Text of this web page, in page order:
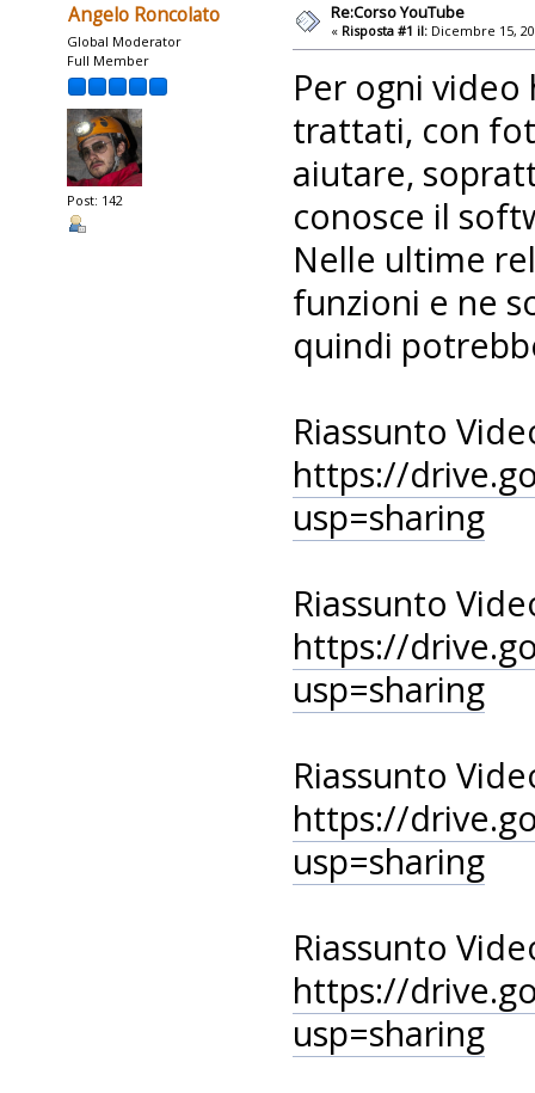
Angelo Roncolato
Global Moderator
Full Member
Post: 142
Re:Corso YouTube
« Risposta #1 il: Dicembre 15,
Per ogni
trattati, con
aiutare,
conosce il
Nelle ultime
funzioni e ne
quindi
Riassunto
https://
usp=sharing
Riassunto
https://
usp=sharing
Riassunto
https://
usp=sharing
Riassunto
https://
usp=sharing